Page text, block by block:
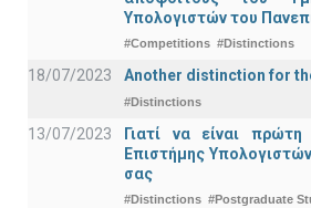
Υπολογιστών του
#Competitions #Distinctions
18/07/2023 Another distinction for
#Distinctions
13/07/2023
Γιατί να είναι
Επιστήμης
σας
#Distinctions #Postgraduate